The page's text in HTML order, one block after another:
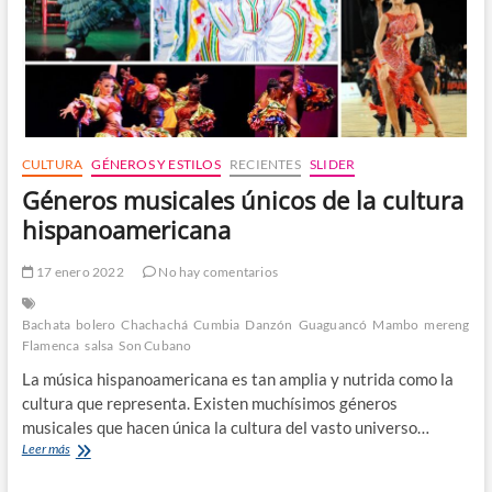
CULTURA GÉNEROS Y ESTILOS RECIENTES SLIDER
Géneros musicales únicos de la cultura
hispanoamericana
17 enero 2022 No hay comentarios
Bachata bolero Chachachá Cumbia Danzón Guaguancó Mambo merengue
Flamenca salsa Son Cubano
La música hispanoamericana es tan amplia y nutrida como la
cultura que representa. Existen muchísimos géneros
musicales que hacen única la cultura del vasto universo…
Leer másGéneros